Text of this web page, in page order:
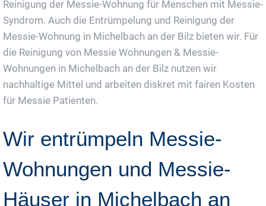
Reinigung der Messie-Wohnung für Menschen mit Messie-
Syndrom. Auch die Entrümpelung und Reinigung der
Messie-Wohnung in Michelbach an der Bilz bieten wir. Für
die Reinigung von Messie Wohnungen & Messie-
Wohnungen in Michelbach an der Bilz nutzen wir
nachhaltige Mittel und arbeiten diskret mit fairen Kosten
für Messie Patienten.
Wir entrümpeln Messie-
Wohnungen und Messie-
Häuser in Michelbach an